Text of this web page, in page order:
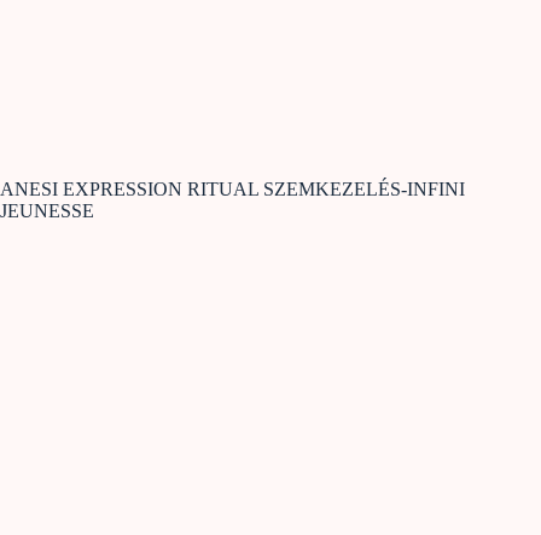
ANESI EXPRESSION RITUAL SZEMKEZELÉS-INFINI
JEUNESSE